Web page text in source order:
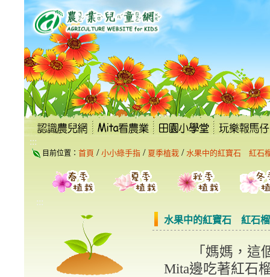
跳
到
主
要
內
容
區
塊
:::
目前位置： 首頁 / 小小綠手指 / 夏季植栽 / 水果中的紅寶石 紅石
:::
水果中的紅寶石 紅石
「媽媽，這個
Mita邊吃著紅石